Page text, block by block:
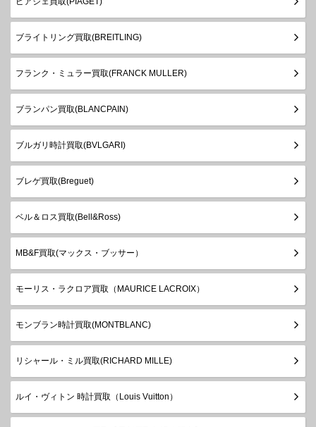
ブライトリング買取(BREITLING)
フランク・ミュラー買取(FRANCK MULLER)
ブランパン買取(BLANCPAIN)
ブルガリ時計買取(BVLGARI)
ブレゲ買取(Breguet)
ベル＆ロス買取(Bell&Ross)
MB&F買取(マックス・ブッサー）
モーリス・ラクロア買取（MAURICE LACROIX）
モンブラン時計買取(MONTBLANC)
リシャール・ミル買取(RICHARD MILLE)
ルイ・ヴィトン 時計買取（Louis Vuitton）